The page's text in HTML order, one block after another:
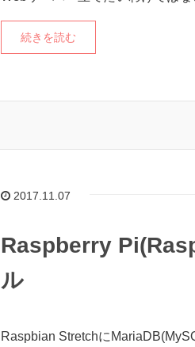
続きを読む
2017.11.07
Raspberry
ル
Raspbian Stretchに